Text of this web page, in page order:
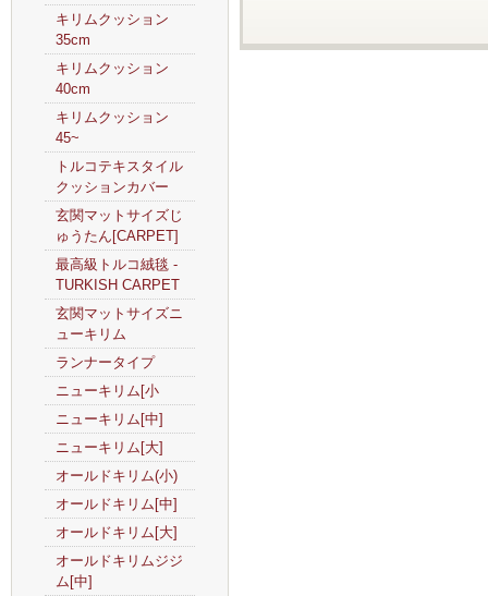
キリムクッション
35cm
キリムクッション
40cm
キリムクッション
45~
トルコテキスタイル
クッションカバー
玄関マットサイズじ
ゅうたん[CARPET]
最高級トルコ絨毯 -
TURKISH CARPET
玄関マットサイズニ
ューキリム
ランナータイプ
ニューキリム[小
ニューキリム[中]
ニューキリム[大]
オールドキリム(小)
オールドキリム[中]
オールドキリム[大]
オールドキリムジジ
ム[中]